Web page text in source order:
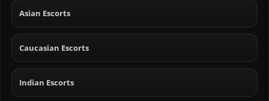
Asian Escorts
Caucasian Escorts
Indian Escorts